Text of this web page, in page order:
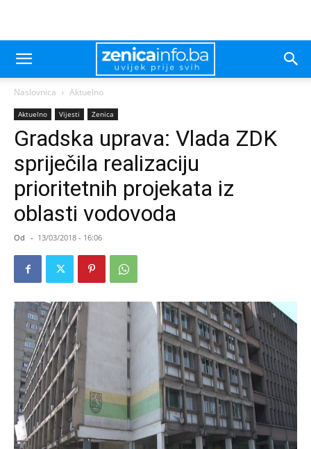
Naslovnica Aktuelno
Aktuelno Vijesti Zenica
Gradska uprava: Vlada ZDK
spriječila realizaciju
prioritetnih projekata iz
oblasti vodovoda
Od - 13/03/2018 - 16:06